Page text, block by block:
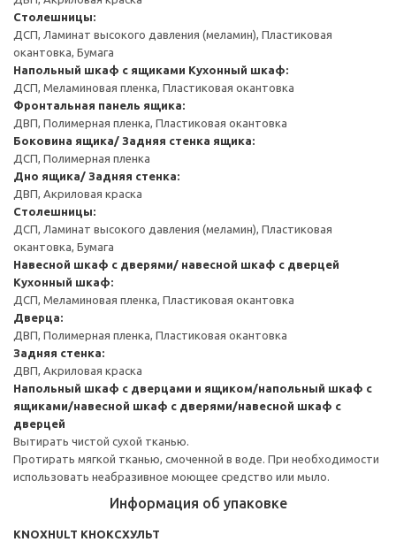
Столешницы:
ДСП, Ламинат высокого давления (меламин), Пластиковая
окантовка, Бумага
Напольный шкаф с ящиками Кухонный шкаф:
ДСП, Меламиновая пленка, Пластиковая окантовка
Фронтальная панель ящика:
ДВП, Полимерная пленка, Пластиковая окантовка
Боковина ящика/ Задняя стенка ящика:
ДСП, Полимерная пленка
Дно ящика/ Задняя стенка:
ДВП, Акриловая краска
Столешницы:
ДСП, Ламинат высокого давления (меламин), Пластиковая
окантовка, Бумага
Навесной шкаф с дверями/ навесной шкаф с дверцей
Кухонный шкаф:
ДСП, Меламиновая пленка, Пластиковая окантовка
Дверца:
ДВП, Полимерная пленка, Пластиковая окантовка
Задняя стенка:
ДВП, Акриловая краска
Напольный шкаф с дверцами и ящиком/напольный шкаф с
ящиками/навесной шкаф с дверями/навесной шкаф с
дверцей
Вытирать чистой сухой тканью.
Протирать мягкой тканью, смоченной в воде. При необходимости
использовать неабразивное моющее средство или мыло.
Информация об упаковке
KNOXHULT КНОКСХУЛЬТ